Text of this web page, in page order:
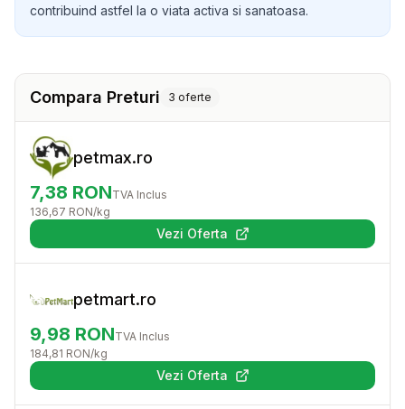
contribuind astfel la o viata activa si sanatoasa.
Compara Preturi 3 oferte
petmax.ro
7,38 RONTVA Inclus
136,67 RON/kg
Vezi Oferta(se deschide într-o filă nouă)
petmart.ro
9,98 RONTVA Inclus
184,81 RON/kg
Vezi Oferta(se deschide într-o filă nouă)